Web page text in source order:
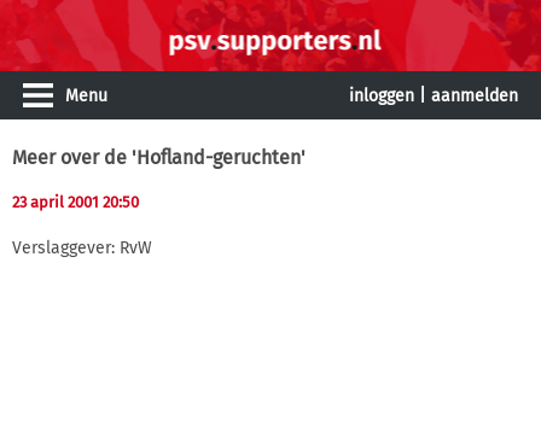
Menu inloggen aanmelden
Meer over de 'Hofland-geruchten'
23 april 2001 20:50
Verslaggever: RvW